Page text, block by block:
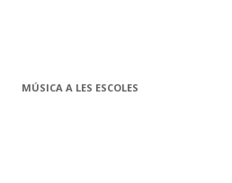
MÚSICA A LES ESCOLES